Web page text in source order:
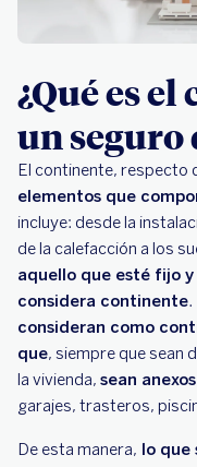
¿Qué es
un seguro
El continente, respecto
elementos que
incluye: desde la
de la calefacción a los
aquello que esté fijo
considera continente.
consideran como
que, siempre que sean
la vivienda, sean
garajes, trasteros,
De esta manera, lo que